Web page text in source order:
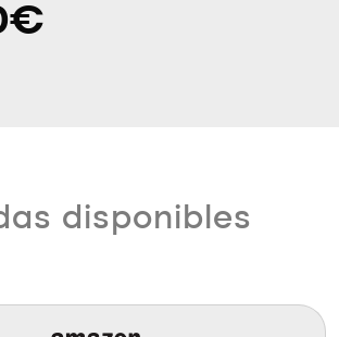
disponibles